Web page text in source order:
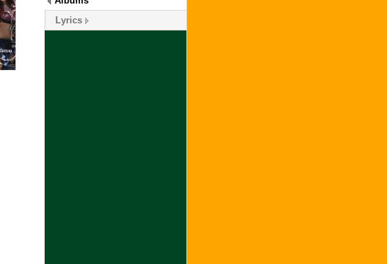
Lyrics